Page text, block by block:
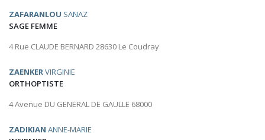
ZAFARANLOU SANAZ
SAGE FEMME
4 Rue CLAUDE BERNARD 28630 Le Coudray
ZAENKERVIRGINIE
ORTHOPTISTE
4 Avenue DU GENERAL DE GAULLE 68000
ZADIKIAN ANNE-MARIE